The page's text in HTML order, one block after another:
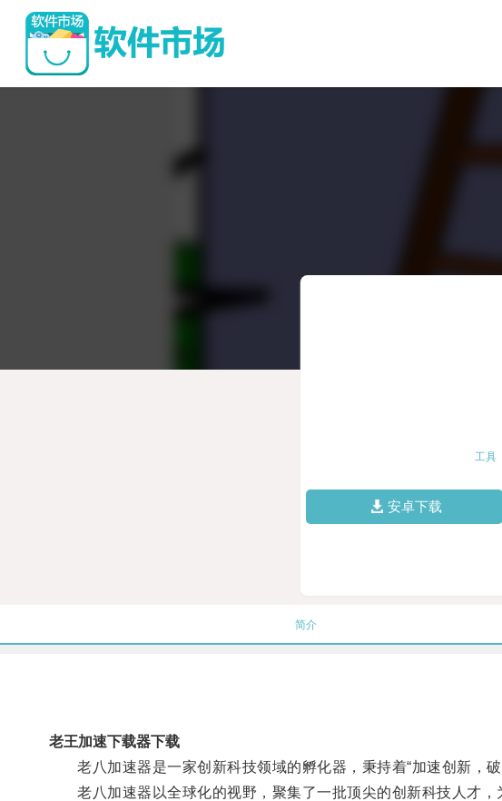
工具
安卓下载
简介
老王加速下载器下载
老八加速器是一家创新科技领域的孵化器，秉持着“加速创新，破
老八加速器以全球化的视野，聚集了一批顶尖的创新科技人才，